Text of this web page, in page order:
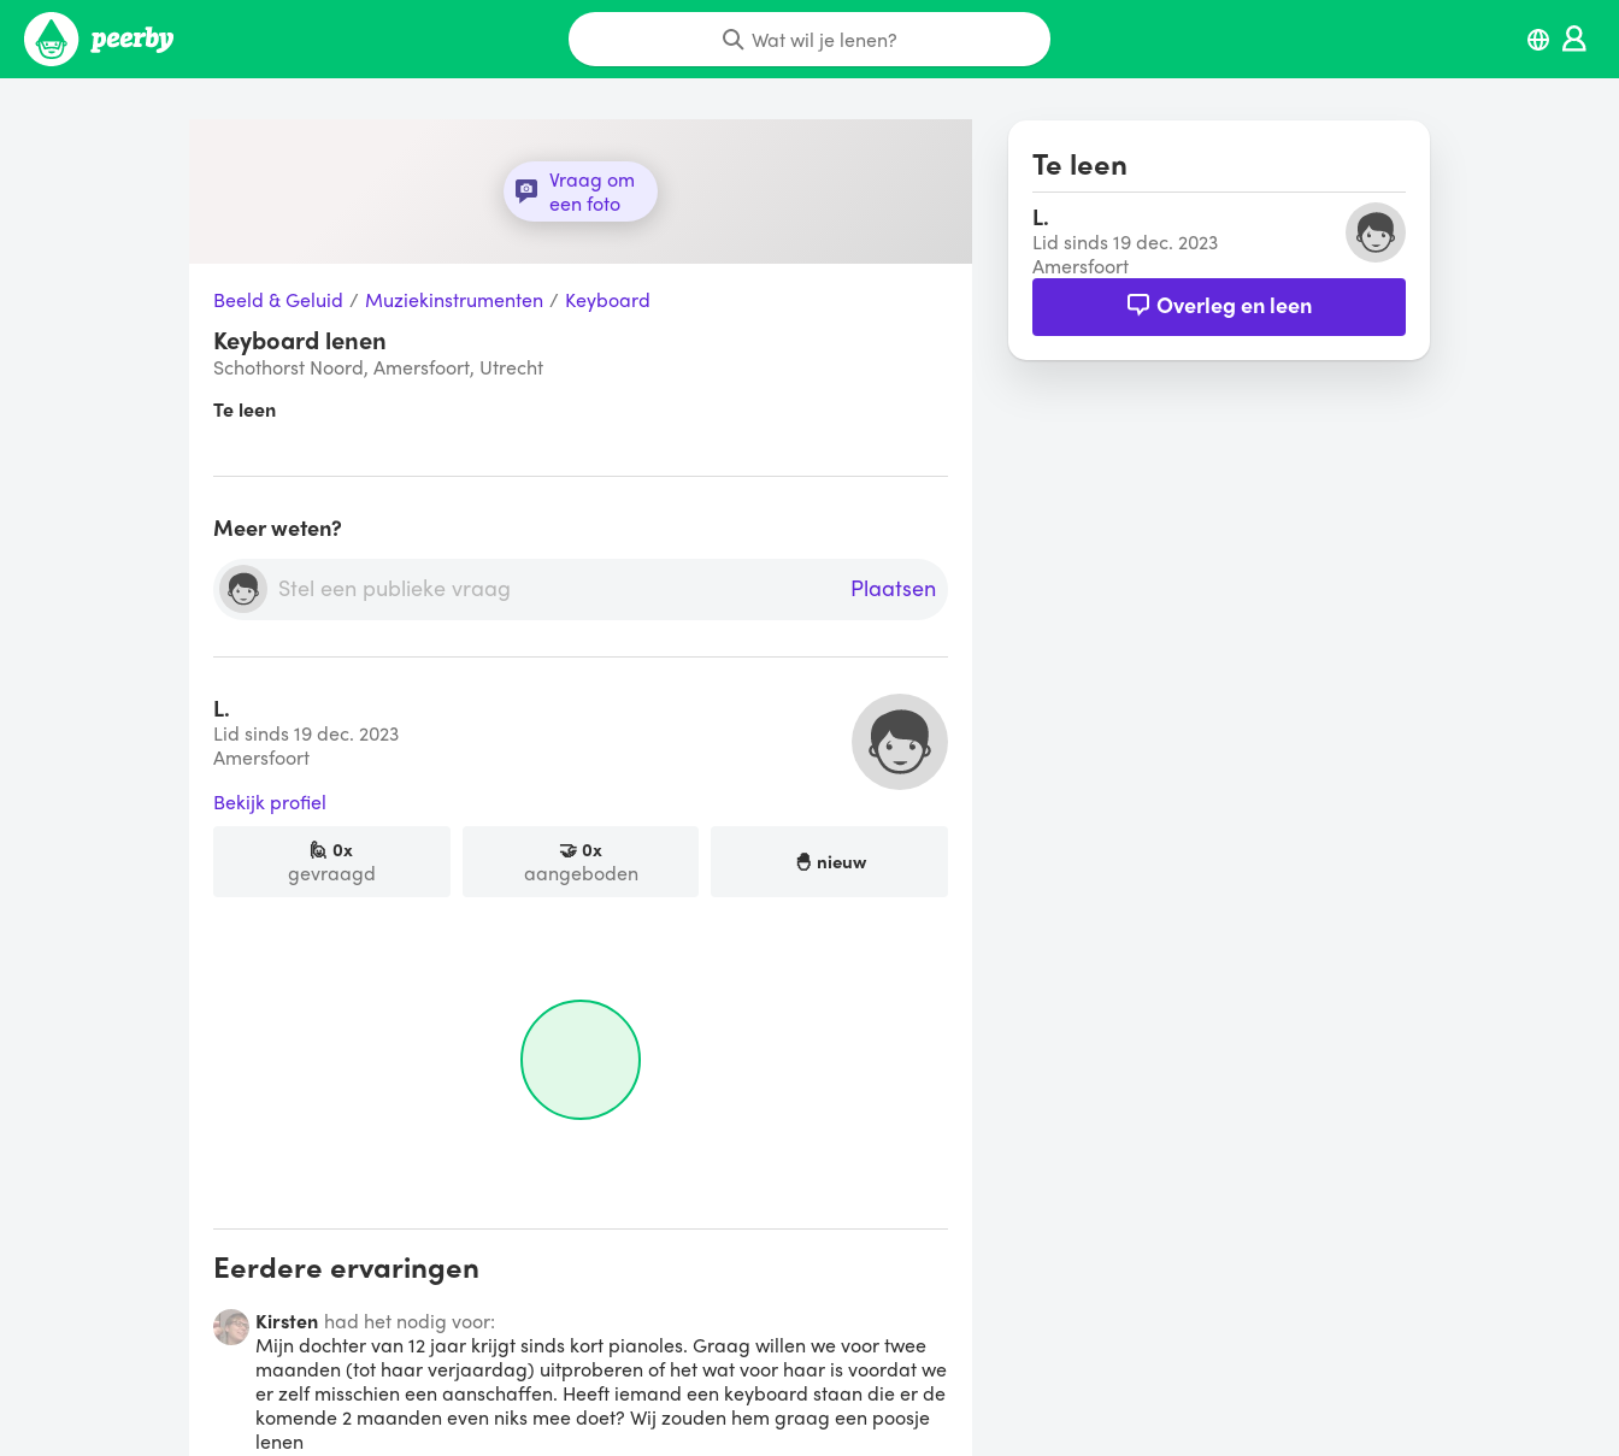
Wat wil je lenen?
Vraag om
een foto
Beeld & Geluid / Muziekinstrumenten / Keyboard
Keyboard lenen
Schothorst Noord, Amersfoort, Utrecht
Te leen
Meer weten?
Plaatsen
L.
Lid sinds 19 dec. 2023
Amersfoort
Bekijk profiel
🙋0x
gevraagd
🤝0x
aangeboden 🐣 nieuw
Eerdere ervaringen
Kirsten had het nodig voor:
Mijn dochter van 12 jaar krijgt sinds kort pianoles. Graag willen we voor twee
maanden (tot haar verjaardag) uitproberen of het wat voor haar is voordat we
er zelf misschien een aanschaffen. Heeft iemand een keyboard staan die er de
komende 2 maanden even niks mee doet? Wij zouden hem graag een poosje
lenen
Te leen
L.
Lid sinds 19 dec. 2023
Amersfoort
Overleg en leen